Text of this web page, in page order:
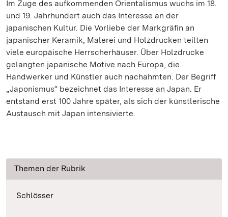
Im Zuge des aufkommenden Orientalismus wuchs im 18.
und 19. Jahrhundert auch das Interesse an der
japanischen Kultur. Die Vorliebe der Markgräfin an
japanischer Keramik, Malerei und Holzdrucken teilten
viele europäische Herrscherhäuser. Über Holzdrucke
gelangten japanische Motive nach Europa, die
Handwerker und Künstler auch nachahmten. Der Begriff
„Japonismus“ bezeichnet das Interesse an Japan. Er
entstand erst 100 Jahre später, als sich der künstlerische
Austausch mit Japan intensivierte.
Themen der Rubrik
Schlösser